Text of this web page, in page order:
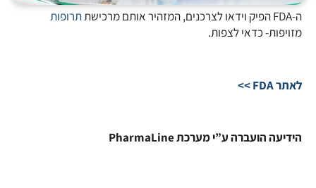
ה-FDA הפיק וידאו לצרכנים, המזהיר אותם מרכישת
תרופות
מזויפות- כדאי לצפות.
לאתר FDA >>
הידיעה הועברה ע”י מערכת PharmaLine